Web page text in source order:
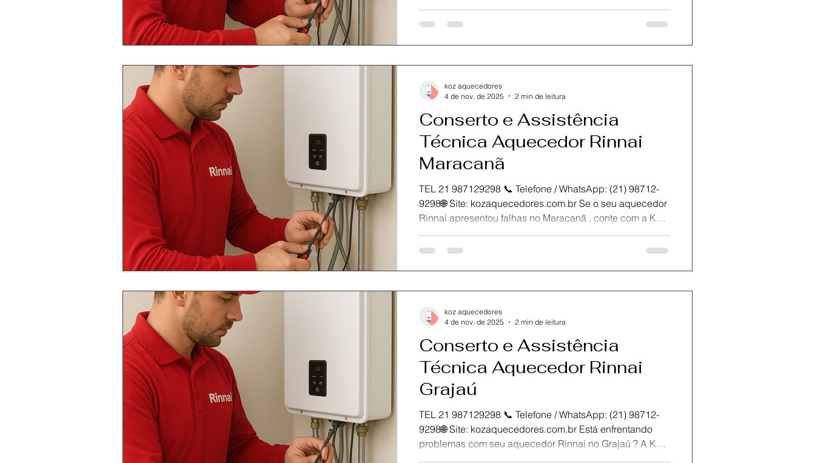
escolha.Somos especialistas em assistência técnica
com técnicos experientes e certificados , prontos para
Rinnai , se
Conserto e Assistência
Técnica Aquecedor Rinnai
Maracanã
TEL 21 987129298 📞 Telefone / WhatsApp: (21) 98712-
9298🌐 Site: kozaquecedores.com.br Se o seu aquecedor
Rinnai apresentou falhas no Maracanã , conte com a KOZ
técnica Rinnai no Rio de Janeiro .Nossos técnicos
segurança e eficiência do seu equipamento. Realizamos
koz aquecedores
4 de nov. de 2025
2 min de leitura
Conserto e Assistência
Técnica Aquecedor Rinnai
Grajaú
TEL 21 987129298 📞 Telefone / WhatsApp: (21) 98712-
9298🌐 Site: kozaquecedores.com.br Está enfrentando
problemas com seu aquecedor Rinnai no Grajaú ? A KOZ
koz aquecedores
4 de nov. de 2025
2 min de leitura